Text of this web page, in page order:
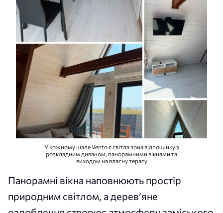
У кожному шале Vento є світла зона відпочинку з
розкладним диваном, панорамними вікнами та
виходом на власну терасу
Панорамні вікна наповнюють простір
природним світлом, а дерев’яне